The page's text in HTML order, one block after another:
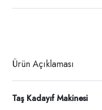
Ürün Açıklaması
Taş Kadayıf Makinesi